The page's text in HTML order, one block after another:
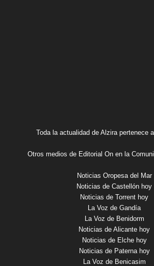
Toda la actualidad de Alzira pertenece
Otros medios de Editorial On en la
Noticias Oropesa del Mar
Noticias de Castellón hoy
Noticias de Torrent hoy
La Voz de Gandía
La Voz de Benidorm
Noticias de Alicante hoy
Noticias de Elche hoy
Noticias de Paterna hoy
La Voz de Benicasim